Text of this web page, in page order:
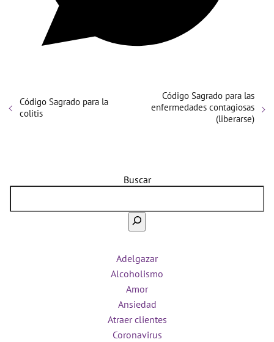
Código Sagrado para la
colitis
Código Sagrado para las
enfermedades contagiosas
(liberarse)
Buscar
Adelgazar
Alcoholismo
Amor
Ansiedad
Atraer clientes
Coronavirus